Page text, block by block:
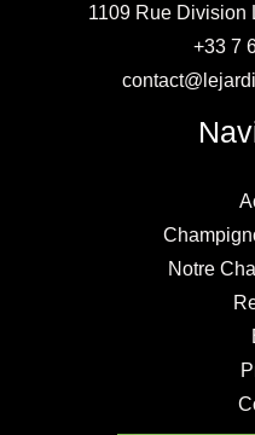
1109 Rue Division
+33 7
Notre